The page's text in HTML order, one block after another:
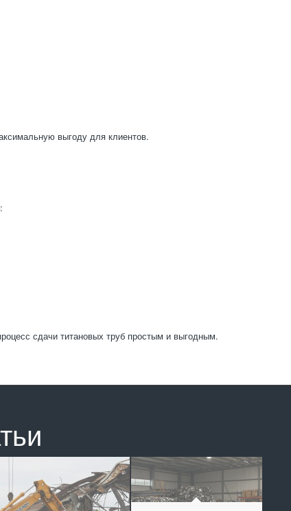
выгоду для клиентов.
сдачи титановых труб простым и выгодным.